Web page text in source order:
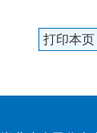
打印本页